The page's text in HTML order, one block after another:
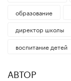
образование
директор школы
воспитание детей
АВТОР